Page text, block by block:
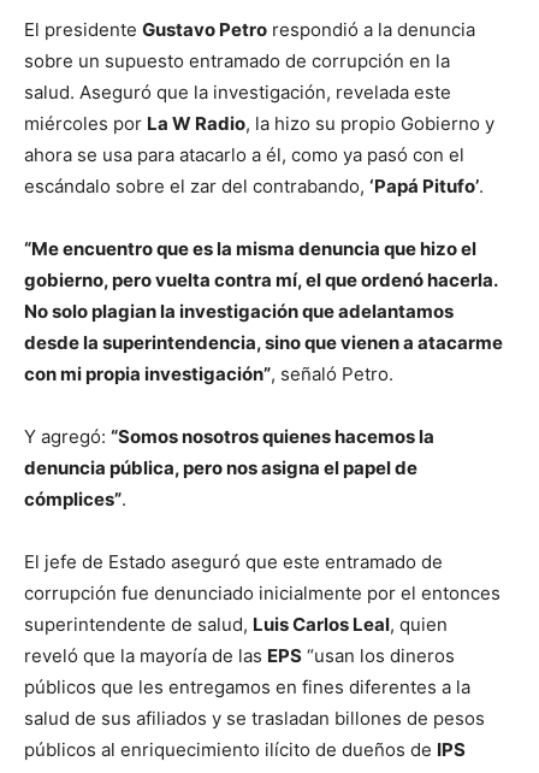
El presidente Gustavo Petro respondió a la denuncia
sobre un supuesto entramado de corrupción en la
salud. Aseguró que la investigación, revelada este
miércoles por La W Radio, la hizo su propio Gobierno y
ahora se usa para atacarlo a él, como ya pasó con el
escándalo sobre el zar del contrabando, ‘Papá Pitufo’.
“Me encuentro que es la misma denuncia que hizo el
gobierno, pero vuelta contra mí, el que ordenó hacerla.
No solo plagian la investigación que adelantamos
desde la superintendencia, sino que vienen a atacarme
con mi propia investigación”, señaló Petro.
Y agregó: “Somos nosotros quienes hacemos la
denuncia pública, pero nos asigna el papel de
cómplices”.
El jefe de Estado aseguró que este entramado de
corrupción fue denunciado inicialmente por el entonces
superintendente de salud, Luis Carlos Leal, quien
reveló que la mayoría de las EPS “usan los dineros
públicos que les entregamos en fines diferentes a la
salud de sus afiliados y se trasladan billones de pesos
públicos al enriquecimiento ilícito de dueños de IPS